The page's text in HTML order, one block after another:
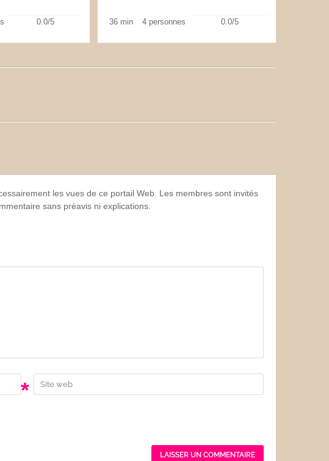
0.0/5 36 min 4 personnes 0.0/5
les vues de ce portail Web. Les membres sont invités
sans préavis ni explications.
*